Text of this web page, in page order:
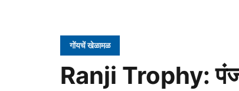
गोंयचें खेळामळ
Ranji Trophy: